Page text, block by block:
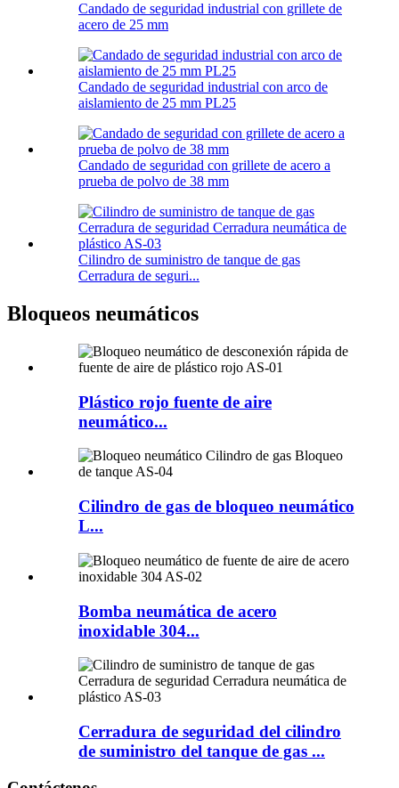
Candado de seguridad industrial con grillete de
acero de 25 mm
Candado de seguridad industrial con arco de
aislamiento de 25 mm PL25
Candado de seguridad con grillete de acero a
prueba de polvo de 38 mm
Cilindro de suministro de tanque de gas
Cerradura de seguri...
Bloqueos neumáticos
Plástico rojo fuente de aire
neumático...
Cilindro de gas de bloqueo neumático
L...
Bomba neumática de acero
inoxidable 304...
Cerradura de seguridad del cilindro
de suministro del tanque de gas ...